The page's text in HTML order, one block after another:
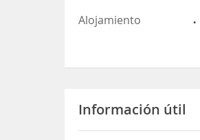
Alojamiento
Información útil